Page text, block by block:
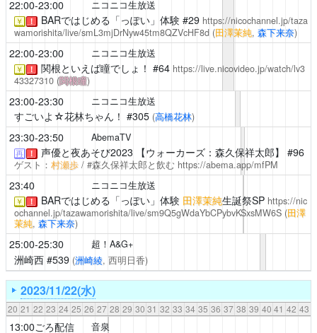
22:00-23:00 ニコニコ生放送
￥ ！ BARではじめる「っぽい」体験#29 https://nicochannel.jp/taza
wamorishita/live/smL3mjDrNyw45tm8QZVcHF8d (田澤茉純, 森下来奈)
22:00-23:00 ニコニコ生放送
￥ ！ 関根といえば瞳でしょ！ #64 https://live.nicovideo.jp/watch/lv3
43327310 (関根瞳)
23:00-23:30 ニコニコ生放送
すごいよ☆花林ちゃん！ #305 (高橋花林)
23:30-23:50 AbemaTV
再 ！ 声優と夜あそび2023 【ウォーカーズ：森久保祥太郎】 #96
ゲスト： 村瀬歩/ #森久保祥太郎と飲む https://abema.app/mfPM
23:40 ニコニコ生放送
￥ ！ BARではじめる「っぽい」体験 田澤茉純生誕祭SP https://nic
ochannel.jp/tazawamorishita/live/sm9Q5gWdaYbCPybvKSxsMW6S (田澤
茉純, 森下来奈)
25:00-25:30 超！A&G+
洲崎西#539 (洲崎綾, 西明日香)
2023/11/22(水)
20 21 22 23 24 25 26 27 28 29 30 31 32 33 34 35 36 37 38 39 40 41 42 43
13:00ごろ配信 音泉